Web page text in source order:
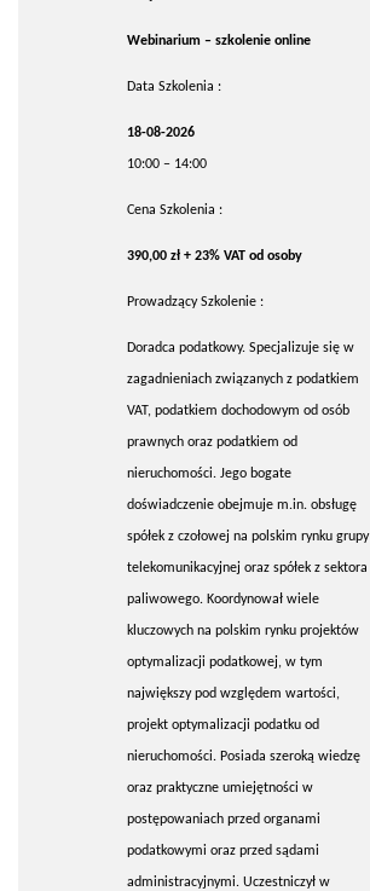
Webinarium – szkolenie online
Data Szkolenia :
18-08-2026
10:00 – 14:00
Cena Szkolenia :
390,00 zł + 23% VAT od osoby
Prowadzący Szkolenie :
Doradca podatkowy. Specjalizuje się w
zagadnieniach związanych z podatkiem
VAT, podatkiem dochodowym od osób
prawnych oraz podatkiem od
nieruchomości. Jego bogate
doświadczenie obejmuje m.in. obsługę
spółek z czołowej na polskim rynku grupy
telekomunikacyjnej oraz spółek z sektora
paliwowego. Koordynował wiele
kluczowych na polskim rynku projektów
optymalizacji podatkowej, w tym
największy pod względem wartości,
projekt optymalizacji podatku od
nieruchomości. Posiada szeroką wiedzę
oraz praktyczne umiejętności w
postępowaniach przed organami
podatkowymi oraz przed sądami
administracyjnymi. Uczestniczył w